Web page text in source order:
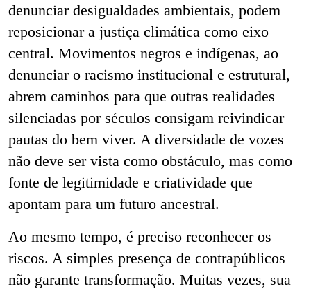
denunciar desigualdades ambientais, podem
reposicionar a justiça climática como eixo
central. Movimentos negros e indígenas, ao
denunciar o racismo institucional e estrutural,
abrem caminhos para que outras realidades
silenciadas por séculos consigam reivindicar
pautas do bem viver. A diversidade de vozes
não deve ser vista como obstáculo, mas como
fonte de legitimidade e criatividade que
apontam para um futuro ancestral.
Ao mesmo tempo, é preciso reconhecer os
riscos. A simples presença de contrapúblicos
não garante transformação. Muitas vezes, sua